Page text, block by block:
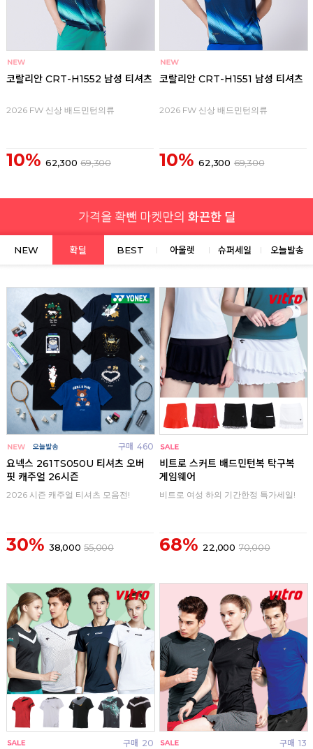
코랄리안 CRT-H1552 남성 티셔츠
2026 FW 신상 배드민턴의류
10% 62,300 69,300
코랄리안 CRT-H1551 남성 티셔츠
2026 FW 신상 배드민턴의류
10% 62,300 69,300
NEW 확딜 BEST 아울렛 슈퍼세일 오늘발송
구매 460
요넥스 261TS050U 티셔츠 오버
핏 캐주얼 26시즌
2026 시즌 캐주얼 티셔츠 모음전!
30% 38,000 55,000
비트로 스커트 배드민턴복 탁구복
게임웨어
비트로 여성 하의 기간한정 특가세일!
68% 22,000 70,000
구매 20 구매 13